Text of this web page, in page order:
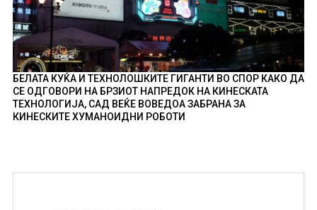
БЕЛАТА КУЌА И ТЕХНОЛОШКИТЕ ГИГАНТИ ВО СПОР КАКО ДА
СЕ ОДГОВОРИ НА БРЗИОТ НАПРЕДОК НА КИНЕСКАТА
ТЕХНОЛОГИЈА, САД ВЕЌЕ ВОВЕДОА ЗАБРАНА ЗА
КИНЕСКИТЕ ХУМАНОИДНИ РОБОТИ